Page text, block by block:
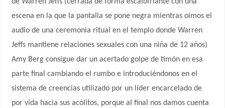
escena en la que la pantalla se pone negra mientras oímos el
audio de una ceremonia ritual en el templo donde Warren
Jeffs mantiene relaciones sexuales con una niña de 12 años)
Amy Berg consigue dar un acertado golpe de timón en esa
parte final cambiando el rumbo e introduciéndonos en el
sistema de creencias utilizado por un líder encarcelado de
por vida hacia sus acólitos, porque al final nos damos cuenta